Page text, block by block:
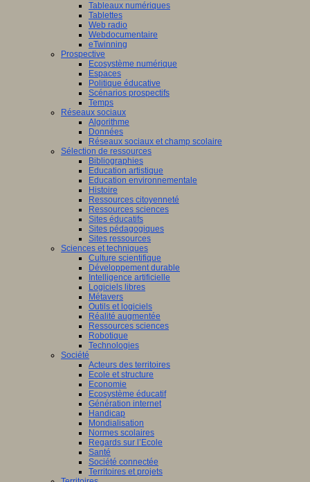
Tableaux numériques
Tablettes
Web radio
Webdocumentaire
eTwinning
Prospective
Ecosystème numérique
Espaces
Politique éducative
Scénarios prospectifs
Temps
Réseaux sociaux
Algorithme
Données
Réseaux sociaux et champ scolaire
Sélection de ressources
Bibliographies
Education artistique
Education environnementale
Histoire
Ressources citoyenneté
Ressources sciences
Sites éducatifs
Sites pédagogiques
Sites ressources
Sciences et techniques
Culture scientifique
Développement durable
Intelligence artificielle
Logiciels libres
Métavers
Outils et logiciels
Réalité augmentée
Ressources sciences
Robotique
Technologies
Société
Acteurs des territoires
Ecole et structure
Economie
Ecosystème éducatif
Génération internet
Handicap
Mondialisation
Normes scolaires
Regards sur l’Ecole
Santé
Société connectée
Territoires et projets